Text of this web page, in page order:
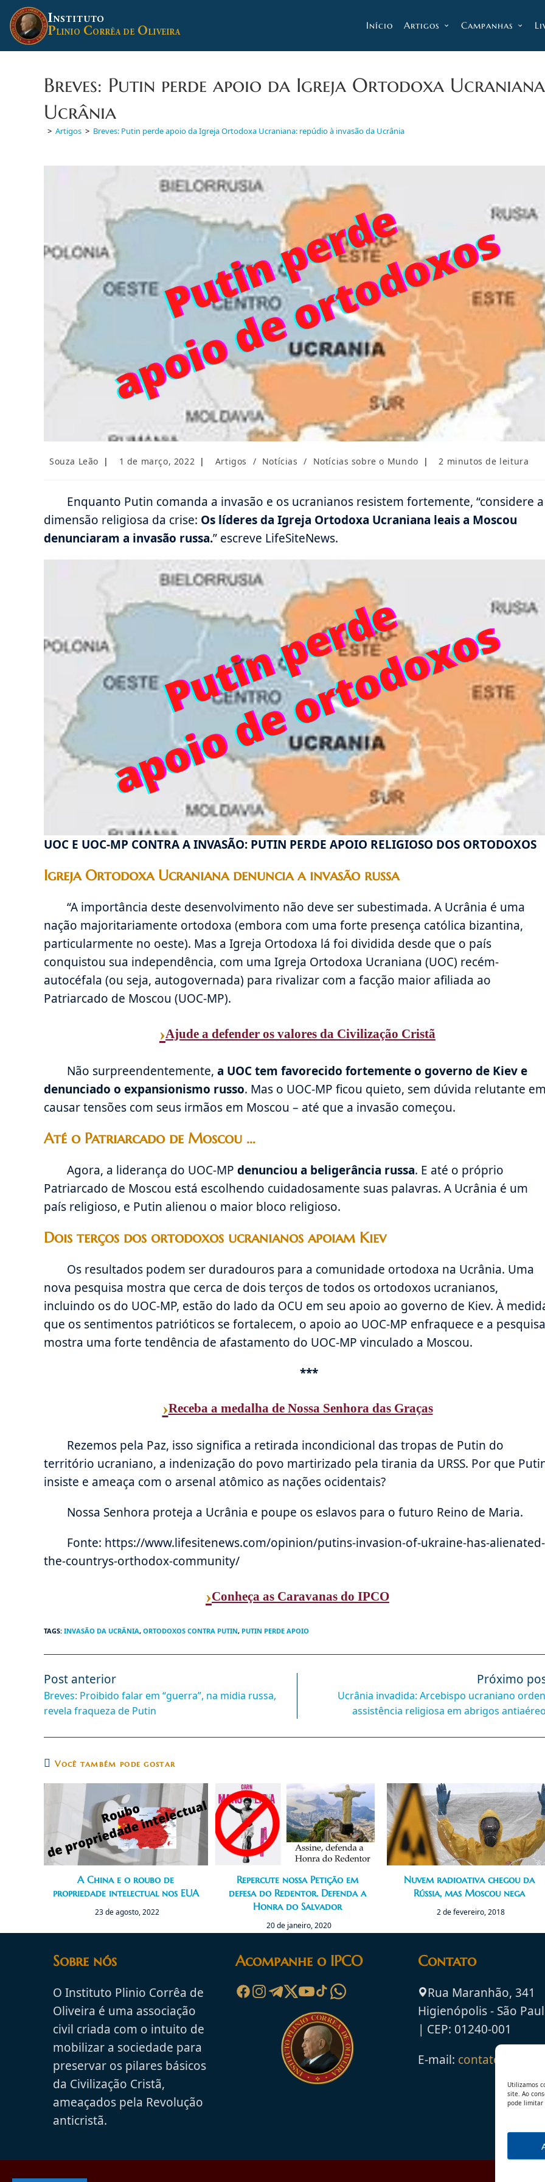
Utilizamos
site. Ao
pode limitar
para
conteúdo
INSTITUTO
PLINIO CORRÊA DE OLIVEIRA
Início Artigos Campanhas
Breves: Putin perde apoio da Igreja Ortodoxa
Ucrânia
> Artigos > Breves: Putin perde apoio da Igreja Ortodoxa Ucraniana: repúdio à invasão da Ucrânia
Autor
Souza Leão
Post
publicado:
1 de março, 2022
Categoria
Artigos / Notícias / Notícias sobre o Mundo
Tempo
2 minutos de leitura
Enquanto Putin comanda a invasão e os ucranianos resistem fortemente, “considere a
dimensão religiosa da crise: Os líderes da Igreja Ortodoxa Ucraniana leais a Moscou
denunciaram a invasão russa.” escreve LifeSiteNews.
UOC E UOC-MP CONTRA A INVASÃO: PUTIN PERDE APOIO RELIGIOSO DOS ORTODOXOS
Igreja Ortodoxa Ucraniana denuncia a invasão russa
“A importância deste desenvolvimento não deve ser subestimada. A Ucrânia é uma
nação majoritariamente ortodoxa (embora com uma forte presença católica bizantina,
particularmente no oeste). Mas a Igreja Ortodoxa lá foi dividida desde que o país
conquistou sua independência, com uma Igreja Ortodoxa Ucraniana (UOC) recém-
autocéfala (ou seja, autogovernada) para rivalizar com a facção maior afiliada ao
Patriarcado de Moscou (UOC-MP).
›Ajude a defender os valores da Civilização Cristã
Não surpreendentemente, a UOC tem favorecido fortemente o governo de Kiev e
denunciado o expansionismo russo. Mas o UOC-MP ficou quieto, sem dúvida relutante
causar tensões com seus irmãos em Moscou – até que a invasão começou.
Até o Patriarcado de Moscou …
Agora, a liderança do UOC-MP denunciou a beligerância russa. E até o próprio
Patriarcado de Moscou está escolhendo cuidadosamente suas palavras. A Ucrânia é um
país religioso, e Putin alienou o maior bloco religioso.
Dois terços dos ortodoxos ucranianos apoiam Kiev
Os resultados podem ser duradouros para a comunidade ortodoxa na Ucrânia. Uma
nova pesquisa mostra que cerca de dois terços de todos os ortodoxos ucranianos,
incluindo os do UOC-MP, estão do lado da OCU em seu apoio ao governo de Kiev. À
que os sentimentos patrióticos se fortalecem, o apoio ao UOC-MP enfraquece e a pesquisa
mostra uma forte tendência de afastamento do UOC-MP vinculado a Moscou.
***
›Receba a medalha de Nossa Senhora das Graças
Rezemos pela Paz, isso significa a retirada incondicional das tropas de Putin do
território ucraniano, a indenização do povo martirizado pela tirania da URSS. Por que
insiste e ameaça com o arsenal atômico as nações ocidentais?
Nossa Senhora proteja a Ucrânia e poupe os eslavos para o futuro Reino de Maria.
Fonte: https://www.lifesitenews.com/opinion/putins-invasion-of-ukraine-has-alienated-
the-countrys-orthodox-community/
›Conheça as Caravanas do IPCO
TAGS: INVASÃO DA UCRÂNIA, ORTODOXOS CONTRA PUTIN, PUTIN PERDE APOIO
Leia
mais
artigos
Post anterior
Breves: Proibido falar em “guerra”, na midia russa,
revela fraqueza de Putin
Próximo
Ucrânia invadida: Arcebispo ucraniano
assistência religiosa em abrigos
Você também pode gostar
A China e o roubo de
propriedade intelectual nos EUA
23 de agosto, 2022
Repercute nossa Petição em
defesa do Redentor. Defenda a
Honra do Salvador
20 de janeiro, 2020
Nuvem radioativa chegou da
Rússia, mas Moscou nega
2 de fevereiro, 2018
Sobre nós
O Instituto Plinio Corrêa de
Oliveira é uma associação
civil criada com o intuito de
mobilizar a sociedade para
preservar os pilares básicos
da Civilização Cristã,
ameaçados pela Revolução
anticristã.
Acompanhe o IPCO Contato
Rua Maranhão, 341
Higienópolis - São
| CEP: 01240-001
E-mail: